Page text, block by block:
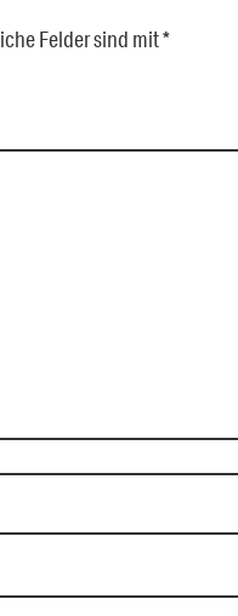
Felder sind mit*